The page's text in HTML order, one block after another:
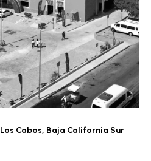
Los Cabos, Baja California Sur